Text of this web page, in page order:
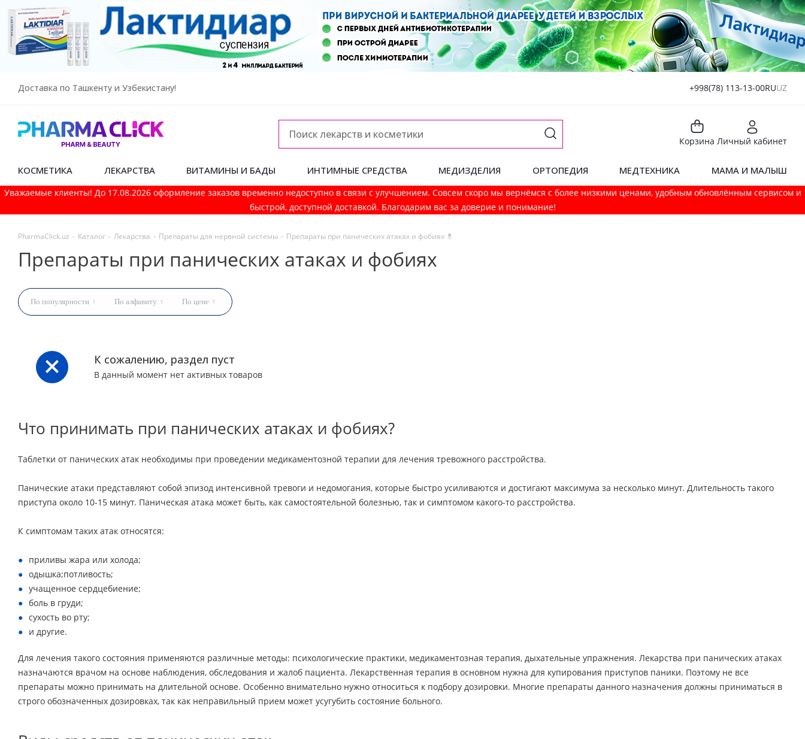
Доставка по Ташкенту и Узбекистану! +998(78) 113-13-00RUUZ
Корзина Личный кабинет
КОСМЕТИКА ЛЕКАРСТВА ВИТАМИНЫ И БАДЫ ИНТИМНЫЕ СРЕДСТВА МЕДИЗДЕЛИЯ ОРТОПЕДИЯ МЕДТЕХНИКА МАМА И МАЛЫШ
Уважаемые клиенты! До 17.08.2026 оформление заказов временно недоступно в связи с улучшением. Совсем скоро мы вернёмся с более низкими ценами, удобным обновлённым сервисом и
быстрой, доступной доставкой. Благодарим вас за доверие и понимание!
PharmaСlick.uz - Каталог - Лекарства - Препараты для нервной системы - Препараты при панических атаках и фобиях 💊
Препараты при панических атаках и фобиях
По популярности По алфавиту По цене
К сожалению, раздел пуст
В данный момент нет активных товаров
Что принимать при панических атаках и фобиях?
Таблетки от панических атак необходимы при проведении медикаментозной терапии для лечения тревожного расстройства.
Панические атаки представляют собой эпизод интенсивной тревоги и недомогания, которые быстро усиливаются и достигают максимума за несколько минут. Длительность такого
приступа около 10-15 минут. Паническая атака может быть, как самостоятельной болезнью, так и симптомом какого-то расстройства.
К симптомам таких атак относятся:
приливы жара или холода;
одышка;потливость;
учащенное сердцебиение;
боль в груди;
сухость во рту;
и другие.
Для лечения такого состояния применяются различные методы: психологические практики, медикаментозная терапия, дыхательные упражнения. Лекарства при панических атаках
назначаются врачом на основе наблюдения, обследования и жалоб пациента. Лекарственная терапия в основном нужна для купирования приступов паники. Поэтому не все
препараты можно принимать на длительной основе. Особенно внимательно нужно относиться к подбору дозировки. Многие препараты данного назначения должны приниматься в
строго обозначенных дозировках, так как неправильный прием может усугубить состояние больного.